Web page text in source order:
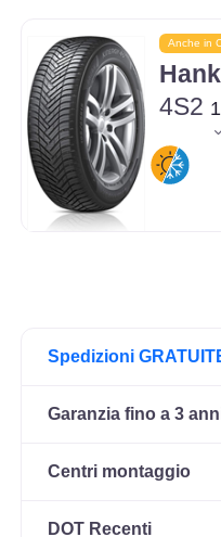
Anche in
4S2
Spedizioni
Garanzia fino a 3
Centri montaggio
DOT Recenti